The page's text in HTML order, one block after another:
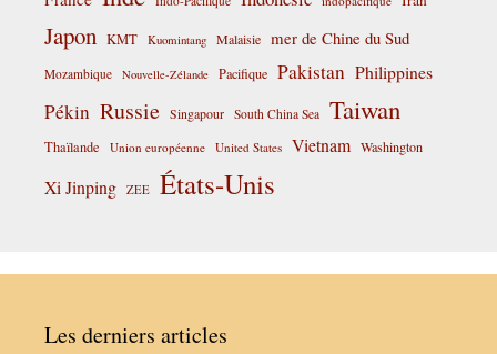
Japon KMT Kuomintang Malaisie mer de Chine du Sud
Mozambique Nouvelle-Zélande Pacifique Pakistan Philippines
Pékin Russie Singapour South China Sea Taiwan
Thaïlande Union européenne United States Vietnam Washington
Xi Jinping ZEE États-Unis
Les derniers articles